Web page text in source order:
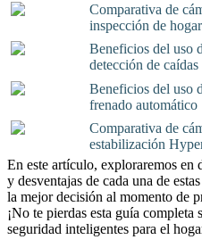
Comparativa de
inspección de
Beneficios del uso
detección de caídas
Beneficios del uso
frenado automático
Comparativa de
estabilización
En este artículo, exploraremos en
y desventajas de cada una de
la mejor decisión al momento de
¡No te pierdas esta guía completa
seguridad inteligentes para el